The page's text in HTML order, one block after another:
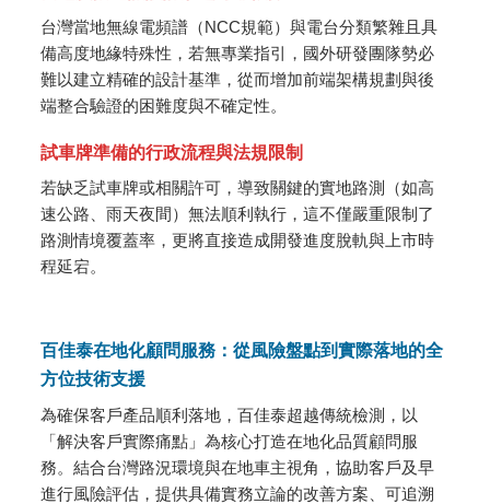
台灣當地無線電頻譜（NCC規範）與電台分類繁雜且具
備高度地緣特殊性，若無專業指引，國外研發團隊勢必
難以建立精確的設計基準，從而增加前端架構規劃與後
端整合驗證的困難度與不確定性。
試車牌準備的行政流程與法規限制
若缺乏試車牌或相關許可，導致關鍵的實地路測（如高
速公路、雨天夜間）無法順利執行，這不僅嚴重限制了
路測情境覆蓋率，更將直接造成開發進度脫軌與上市時
程延宕。
百佳泰在地化顧問服務：從風險盤點到實際落地的全
方位技術支援
為確保客戶產品順利落地，百佳泰超越傳統檢測，以
「解決客戶實際痛點」為核心打造在地化品質顧問服
務。結合台灣路況環境與在地車主視角，協助客戶及早
進行風險評估，提供具備實務立論的改善方案、可追溯